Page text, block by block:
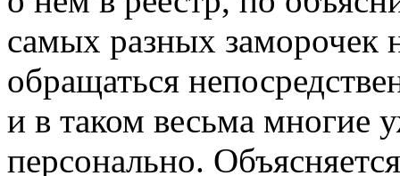
самых разных заморочек
обращаться
и в таком весьма многие
персонально.